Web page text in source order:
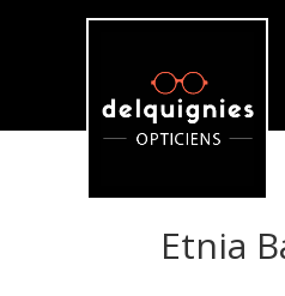
Etnia